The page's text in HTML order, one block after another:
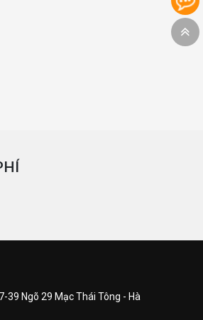
39 Ngõ 29 Mạc Thái Tông - Hà